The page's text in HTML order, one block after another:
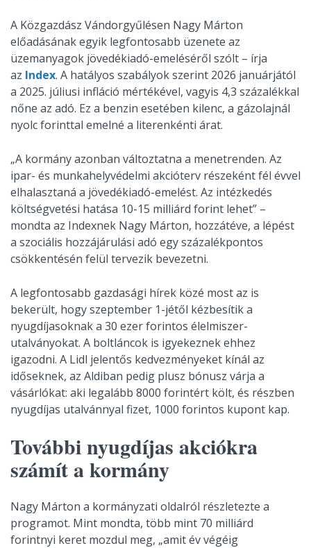
A Közgazdász Vándorgyűlésen Nagy Márton
előadásának egyik legfontosabb üzenete az
üzemanyagok jövedékiadó-emeléséről szólt – írja
az Index. A hatályos szabályok szerint 2026 januárjától
a 2025. júliusi infláció mértékével, vagyis 4,3 százalékkal
nőne az adó. Ez a benzin esetében kilenc, a gázolajnál
nyolc forinttal emelné a literenkénti árat.
„A kormány azonban változtatna a menetrenden. Az
ipar- és munkahelyvédelmi akcióterv részeként fél évvel
elhalasztaná a jövedékiadó-emelést. Az intézkedés
költségvetési hatása 10-15 milliárd forint lehet” –
mondta az Indexnek Nagy Márton, hozzátéve, a lépést
a szociális hozzájárulási adó egy százalékpontos
csökkentésén felül tervezik bevezetni.
A legfontosabb gazdasági hírek közé most az is
bekerült, hogy szeptember 1-jétől kézbesítik a
nyugdíjasoknak a 30 ezer forintos élelmiszer-
utalványokat. A boltláncok is igyekeznek ehhez
igazodni. A Lidl jelentős kedvezményeket kínál az
időseknek, az Aldiban pedig plusz bónusz várja a
vásárlókat: aki legalább 8000 forintért költ, és részben
nyugdíjas utalvánnyal fizet, 1000 forintos kupont kap.
További nyugdíjas akciókra
számít a kormány
Nagy Márton a kormányzati oldalról részletezte a
programot. Mint mondta, több mint 70 milliárd
forintnyi keret mozdul meg, „amit év végéig